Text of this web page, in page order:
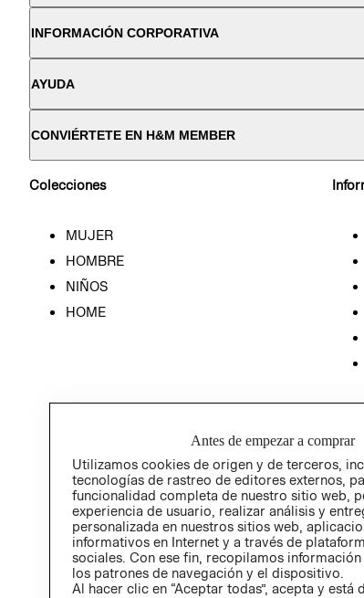
INFORMACIÓN CORPORATIVA
AYUDA
CONVIÉRTETE EN H&M MEMBER
Colecciones
MUJER
HOMBRE
NIÑOS
HOME
Antes de empezar a comprar
Utilizamos cookies de origen y de terceros,
tecnologías de rastreo de editores externos,
funcionalidad completa de nuestro sitio web,
experiencia de usuario, realizar análisis y
personalizada en nuestros sitios web,
informativos en Internet y a través de
sociales. Con ese fin, recopilamos información
los patrones de navegación y el dispositivo.
Al hacer clic en “Aceptar todas”, acepta y está